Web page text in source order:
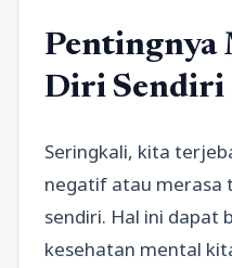
Pentingnya
Diri Sendiri
Seringkali, kita
negatif atau merasa
sendiri. Hal ini dapat
kesehatan mental